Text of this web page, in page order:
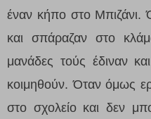
έναν κήπο στο Μπιζάνι.
και σπάραζαν στο
μανάδες τούς έδιναν
κοιμηθούν. Όταν όμως
στο σχολείο και δεν